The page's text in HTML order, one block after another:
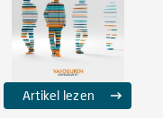
Artikel lezen